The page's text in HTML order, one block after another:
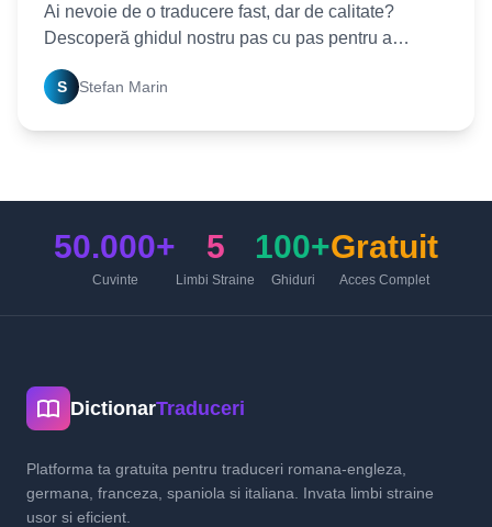
Ai nevoie de o traducere fast, dar de calitate?
Descoperă ghidul nostru pas cu pas pentru a
acuratețea. Începe
S Stefan Marin
50.000+
Cuvinte
5
Limbi Straine
100+
Ghiduri
Gratuit
Acces Complet
DictionarTraduceri
Platforma ta gratuita pentru traduceri romana-engleza,
germana, franceza, spaniola si italiana. Invata limbi straine
usor si eficient.